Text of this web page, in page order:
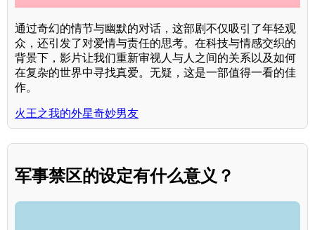
通过奇幻的情节与幽默的对话，这部剧不仅吸引了年轻观
众，还引发了对爱情与责任的思考。在科技与情感交织的
背景下，影片让我们重新审视人与人之间的关系以及如何
在复杂的世界中寻找真爱。无疑，这是一部值得一看的佳
作。
火王之我的外星奇妙男友
军事禁区的设定有什么意义？